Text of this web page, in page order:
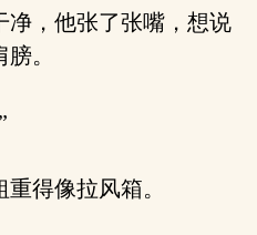
，他张了张嘴，想说
。
得像拉风箱。